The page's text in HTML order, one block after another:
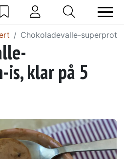
Chokoladevalle-
klar på 5